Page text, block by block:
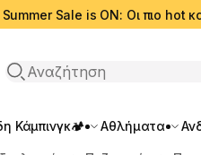
Summer Sale is ON: Οι πιο hot
Αναζήτηση
Κάμπινγκ🏕️ Αθλήματα